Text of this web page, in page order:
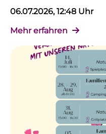
06.07.2026, 12:48 Uhr
Mehr erfahren